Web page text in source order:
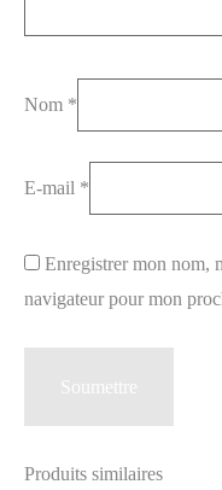
Nom *
E-mail *
Enregistrer mon nom,
navigateur pour mon
Produits similaires